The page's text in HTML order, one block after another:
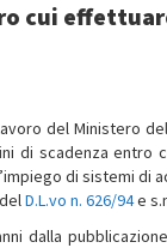
cui
del Ministero
di scadenza
di sistemi di
D.L.vo n. 626/94e
dalla